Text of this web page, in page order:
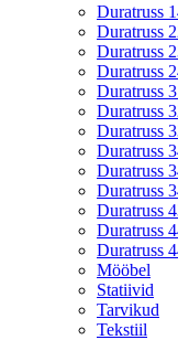
Duratruss
Duratruss
Duratruss
Duratruss
Duratruss
Duratruss
Duratruss
Duratruss
Duratruss
Duratruss
Duratruss
Duratruss
Duratruss
Mööbel
Statiivid
Tarvikud
Tekstiil